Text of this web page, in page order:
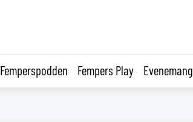
Femperspodden Fempers Play Evenemang